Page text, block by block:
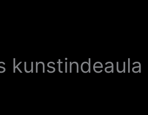
kunstindeaula